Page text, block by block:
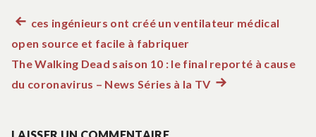
Navigation
de
Article
précédent :
ces ingénieurs ont créé un ventilateur médical
open source et facile à fabriquer
The Walking Dead saison 10 : le final reporté à cause
du coronavirus – News Séries à la TVArticle